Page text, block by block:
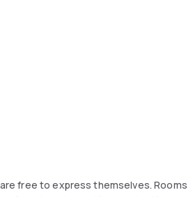
free to express themselves. Rooms